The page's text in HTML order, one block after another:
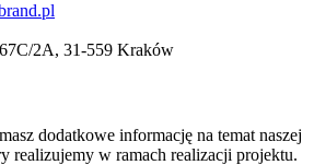
2A, 31-559 Kraków
dodatkowe informację na temat naszej
realizujemy w ramach realizacji projektu.